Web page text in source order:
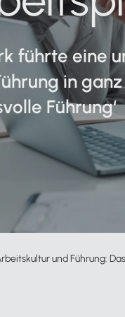
Mandantentypen
führte eine
in
Führung‘
und Führung: